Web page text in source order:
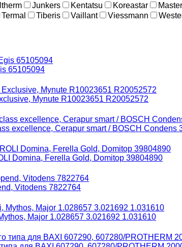
Junkers Kentatsu Koreastar
Termal Tiberis Vaillant Viessmann
65105094
Mynute R10023651 R20052572
excellence, Cerapur smart / BOSCH Condens
Domina, Ferella Gold, Domitop 39804890
Vitodens 7822764
Major 1.028657 3.021692 1.031610